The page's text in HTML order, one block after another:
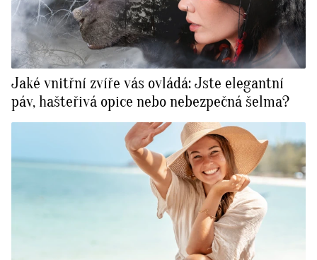
Jaké vnitřní zvíře vás ovládá: Jste elegantní
páv, hašteřivá opice nebo nebezpečná šelma?